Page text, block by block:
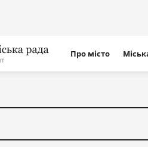
сайту
Про місто